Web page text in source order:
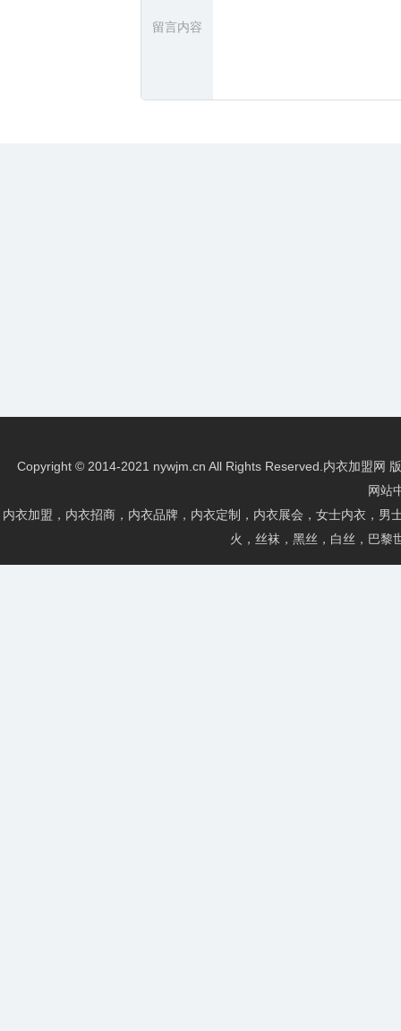
Copyright © 2014-2021 nywjm.cn All Rights Reserved.内衣加盟网
网站
内衣加盟，内衣招商，内衣品牌，内衣定制，内衣展会，女士内衣，
火，丝袜，黑丝，白丝，巴黎